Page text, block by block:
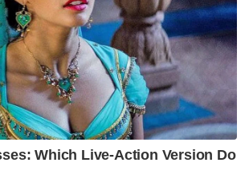
Which Live-Action Version Do